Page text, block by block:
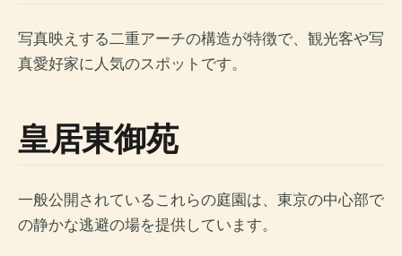
写真映えする二重アーチの構造が特徴で、観光客や写
真愛好家に人気のスポットです。
皇居東御苑
一般公開されているこれらの庭園は、東京の中心部で
の静かな逃避の場を提供しています。